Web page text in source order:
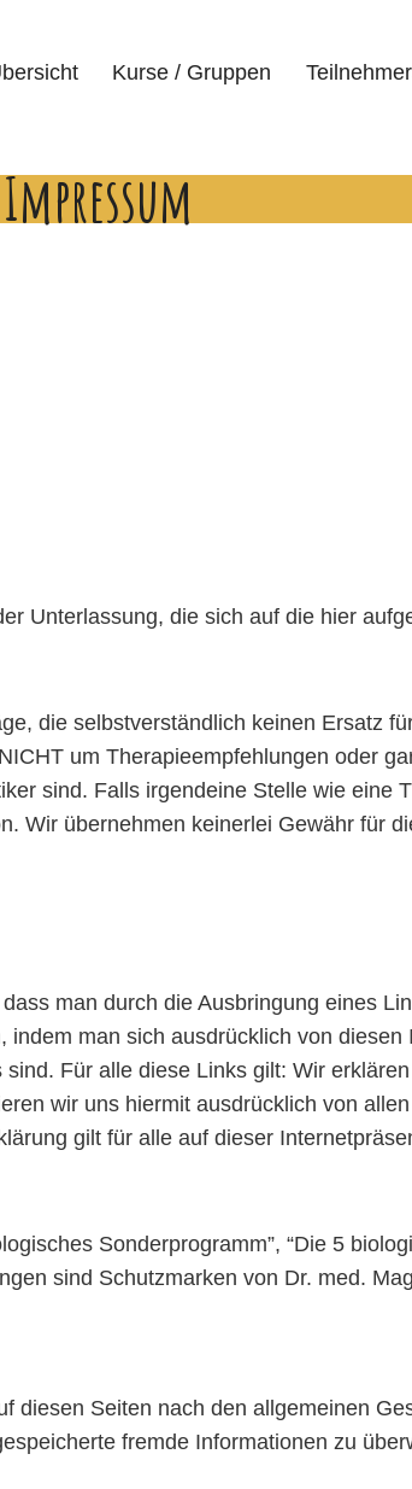
Kurse / Gruppen
Impressum
Unterlassung, die sich auf die hier
die selbstverständlich keinen Ersatz
um Therapieempfehlungen oder
sind. Falls irgendeine Stelle wie eine
Wir übernehmen keinerlei Gewähr für
man durch die Ausbringung eines
man sich ausdrücklich von
Für alle diese Links gilt: Wir
wir uns hiermit ausdrücklich von
gilt für alle auf dieser
Sonderprogramm”, “Die 5
sind Schutzmarken von Dr. med.
Seiten nach den allgemeinen
fremde Informationen zu